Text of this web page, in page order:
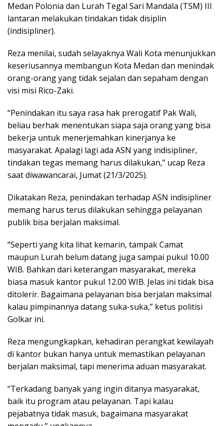
Medan Polonia dan Lurah Tegal Sari Mandala (TSM) III
lantaran melakukan tindakan tidak disiplin
(indisipliner).
Reza menilai, sudah selayaknya Wali Kota menunjukkan
keseriusannya membangun Kota Medan dan menindak
orang-orang yang tidak sejalan dan sepaham dengan
visi misi Rico-Zaki.
“Penindakan itu saya rasa hak prerogatif Pak Wali,
beliau berhak menentukan siapa saja orang yang bisa
bekerja untuk menerjemahkan kinerjanya ke
masyarakat. Apalagi lagi ada ASN yang indisipliner,
tindakan tegas memang harus dilakukan,” ucap Reza
saat diwawancarai, Jumat (21/3/2025).
Dikatakan Reza, penindakan terhadap ASN indisipliner
memang harus terus dilakukan sehingga pelayanan
publik bisa berjalan maksimal.
“Seperti yang kita lihat kemarin, tampak Camat
maupun Lurah belum datang juga sampai pukul 10.00
WIB. Bahkan dari keterangan masyarakat, mereka
biasa masuk kantor pukul 12.00 WIB. Jelas ini tidak bisa
ditolerir. Bagaimana pelayanan bisa berjalan maksimal
kalau pimpinannya datang suka-suka,” ketus politisi
Golkar ini.
Reza mengungkapkan, kehadiran perangkat kewilayah
di kantor bukan hanya untuk memastikan pelayanan
berjalan maksimal, tapi menerima aduan masyarakat.
“Terkadang banyak yang ingin ditanya masyarakat,
baik itu program atau pelayanan. Tapi kalau
pejabatnya tidak masuk, bagaimana masyarakat